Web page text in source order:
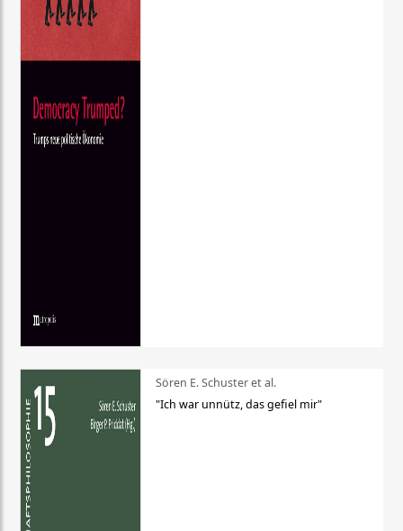
Sören E. Schuster et al.
"Ich war unnütz, das gefiel mir"